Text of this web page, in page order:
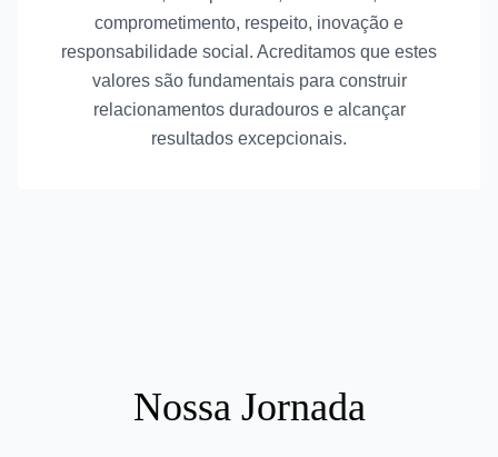
comprometimento, respeito, inovação e
responsabilidade social. Acreditamos que estes
valores são fundamentais para construir
relacionamentos duradouros e alcançar
resultados excepcionais.
Nossa Jornada